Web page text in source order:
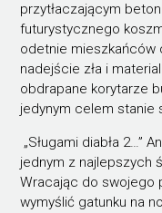
przytłaczającym
futurystycznego
odetnie mieszkańców
nadejście zła i
obdrapane korytarze
jedynym celem stanie
„Sługami diabła 2…”
jednym z najlepszych
Wracając do swojego
wymyślić gatunku na